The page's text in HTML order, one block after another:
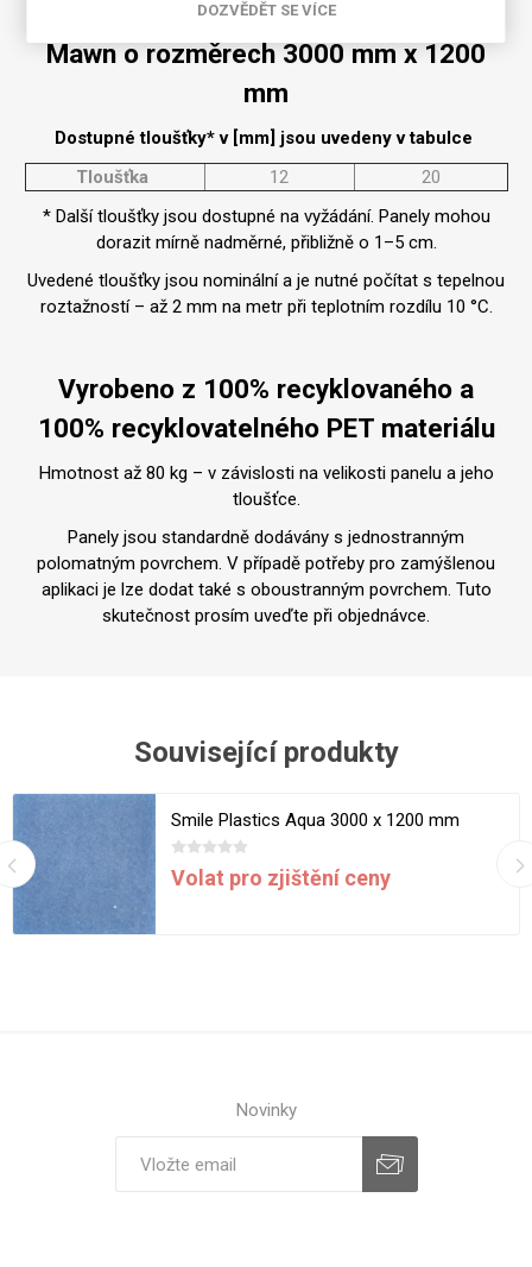
Mawn o rozměrech 3000 mm x 1200
mm
Dostupné tloušťky* v [mm] jsou uvedeny v tabulce
Tloušťka
12
20
* Další tloušťky jsou dostupné na vyžádání. Panely mohou
dorazit mírně nadměrné, přibližně o 1–5 cm.
Uvedené tloušťky jsou nominální a je nutné počítat s tepelnou
roztažností – až 2 mm na metr při teplotním rozdílu 10 °C.
Vyrobeno z 100% recyklovaného a
100% recyklovatelného PET materiálu
Hmotnost až 80 kg – v závislosti na velikosti panelu a jeho
tloušťce.
Panely jsou standardně dodávány s jednostranným
polomatným povrchem. V případě potřeby pro zamýšlenou
aplikaci je lze dodat také s oboustranným povrchem. Tuto
skutečnost prosím uveďte při objednávce.
Související produkty
Smile Plastics Aqua 3000 x 1200 mm
Volat pro zjištění ceny
Novinky
DOZVĚDĚT SE VÍCE